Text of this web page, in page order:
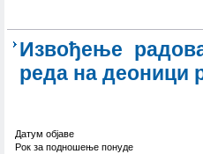
Извођење
реда на деоници
Датум објаве
Рок за подношење понуде